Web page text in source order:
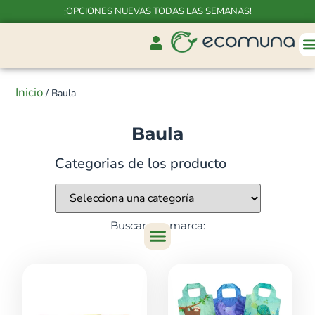
¡OPCIONES NUEVAS TODAS LAS SEMANAS!
Inicio / Baula
Baula
Categorias de los producto
Buscar por marca: